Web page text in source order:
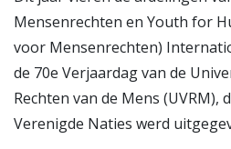
Mensenrechten en Youth for
voor Mensenrechten)
de 70e Verjaardag van de
Rechten van de Mens (UVRM),
Verenigde Naties werd